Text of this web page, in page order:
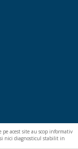
acest site au scop informativ
nici diagnosticul stabilit in